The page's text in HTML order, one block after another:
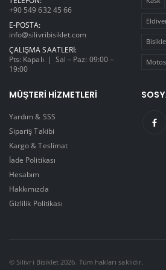
+90 549 632 45 66
E-POSTA:
info@silivribisiklet.com
ÇALIŞMA SAATLERI:
Pts: Kapalı | Sal – Paz: 09:00 –
19:00
MÜŞTERI HIZMETLERI
Yardım & SSS
Sipariş Takibi
Kargo & Teslimat
İade Politikası
Hesabım
Hakkımızda
Gizlilik Politikası
© Silivri Bisiklet 2026. Tüm hakları saklıdır.